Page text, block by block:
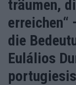
träumen,
erreichen“
die
Eulálios